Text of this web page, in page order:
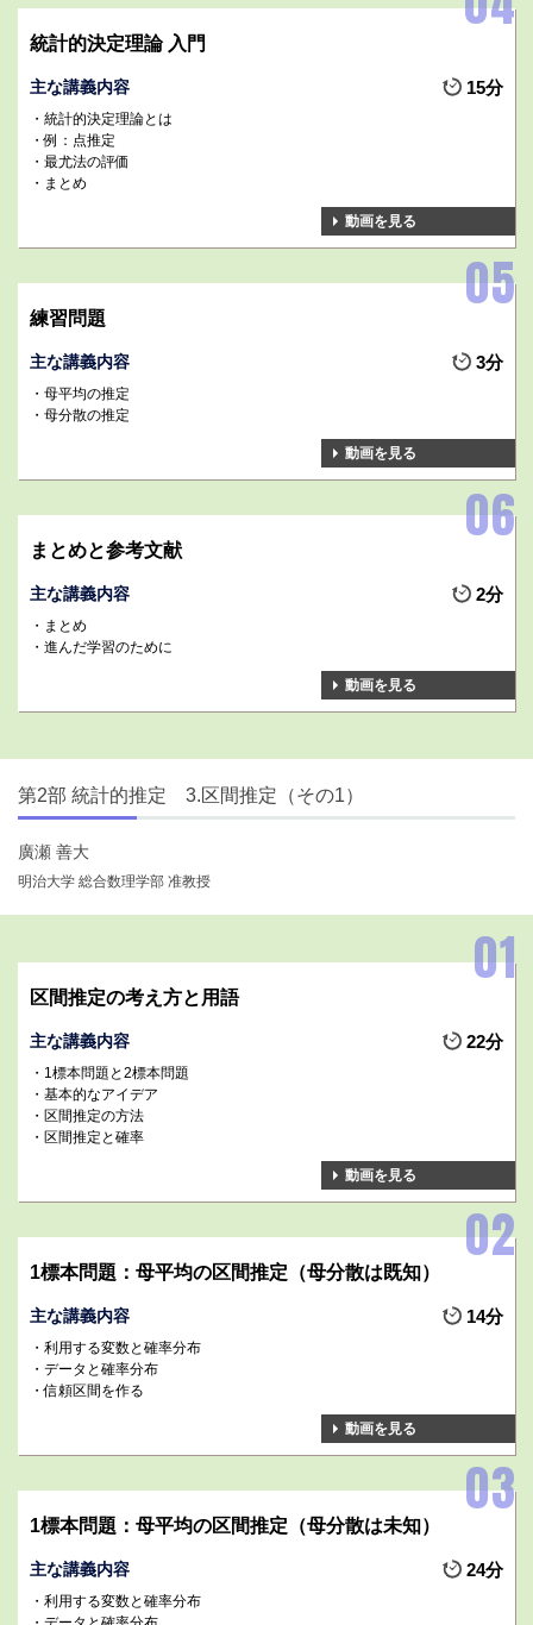
統計的決定理論 入門
主な講義内容 15分
統計的決定理論とは
例：点推定
最尤法の評価
まとめ
動画を見る
練習問題
主な講義内容 3分
母平均の推定
母分散の推定
動画を見る
まとめと参考文献
主な講義内容 2分
まとめ
進んだ学習のために
動画を見る
第2部 統計的推定 3.区間推定（その1）
廣瀬 善大
明治大学 総合数理学部 准教授
区間推定の考え方と用語
主な講義内容 22分
1標本問題と2標本問題
基本的なアイデア
区間推定の方法
区間推定と確率
動画を見る
1標本問題：母平均の区間推定（母分散は既知）
主な講義内容 14分
利用する変数と確率分布
データと確率分布
信頼区間を作る
動画を見る
1標本問題：母平均の区間推定（母分散は未知）
主な講義内容 24分
利用する変数と確率分布